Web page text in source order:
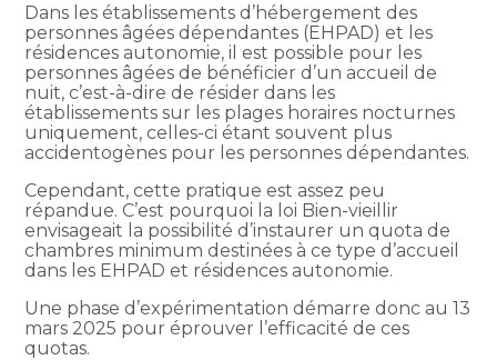
Dans les établissements d’hébergement des
personnes âgées dépendantes (EHPAD) et les
résidences autonomie, il est possible pour les
personnes âgées de bénéficier d’un accueil de
nuit, c’est-à-dire de résider dans les
établissements sur les plages horaires nocturnes
uniquement, celles-ci étant souvent plus
accidentogènes pour les personnes dépendantes.
Cependant, cette pratique est assez peu
répandue. C’est pourquoi la loi Bien-vieillir
envisageait la possibilité d’instaurer un quota de
chambres minimum destinées à ce type d’accueil
dans les EHPAD et résidences autonomie.
Une phase d’expérimentation démarre donc au 13
mars 2025 pour éprouver l’efficacité de ces
quotas.